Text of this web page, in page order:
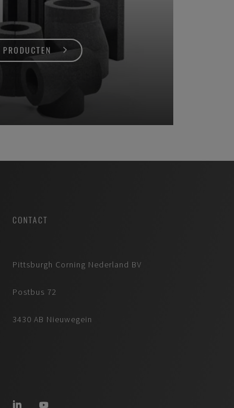
CONTACT
Pittsburgh Corning Nederland BV
Postbus 72
3430 AB Nieuwegein